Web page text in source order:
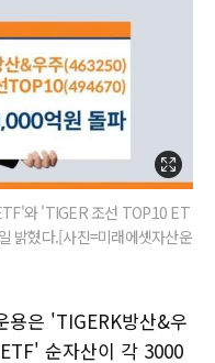
와 'TIGER 조선 TOP10 ET
밝혔다.[사진=미래에셋자산운
용은 'TIGERK방산&우
순자산이 각 3000